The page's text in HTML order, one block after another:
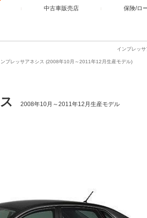
中古車販売店 保険/ロ
インプレッ
ンプレッサアネシス (2008年10月～2011年12月生産モデル)
2008年10月～2011年12月生産モデル